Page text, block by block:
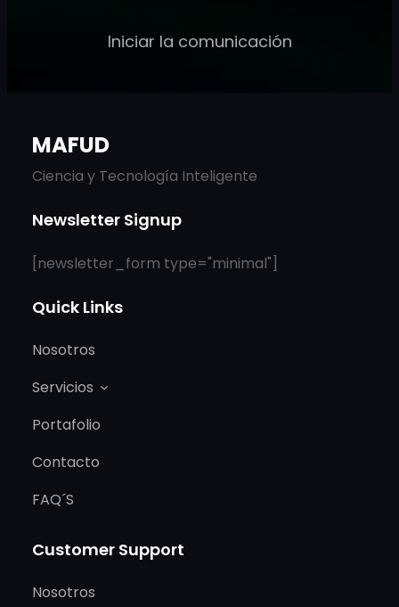
Iniciar la comunicación
MAFUD
Ciencia y Tecnología Inteligente
Newsletter Signup
[newsletter_form type="minimal"]
Quick Links
Nosotros
Servicios
Portafolio
Contacto
FAQ´S
Customer Support
Nosotros